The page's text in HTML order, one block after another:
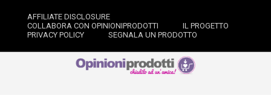
AFFILIATE DISCLOSURE
COLLABORA CON OPINIONIPRODOTTI
IL PROGETTO
PRIVACY POLICY
SEGNALA UN PRODOTTO